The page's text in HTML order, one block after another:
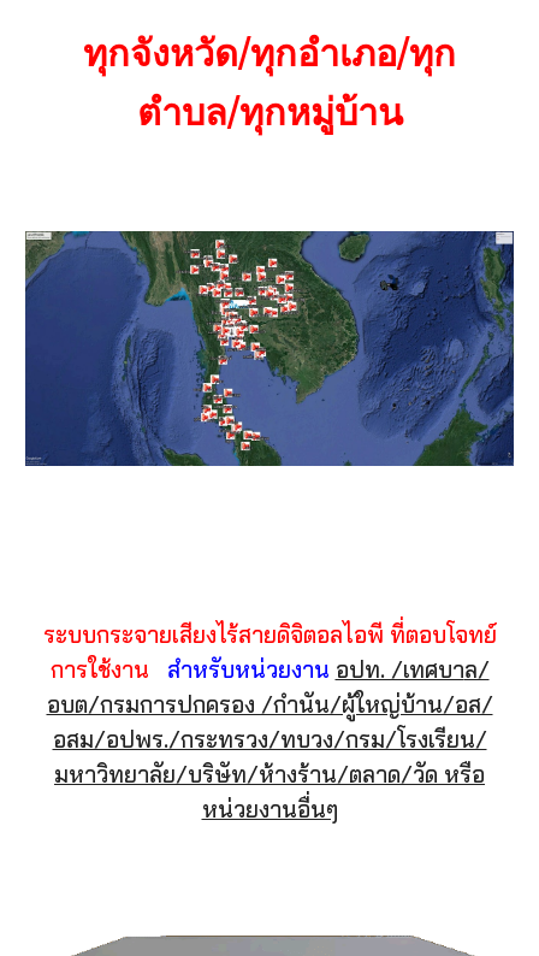
ทุกจังหวัด/ทุกอำเภอ/ทุก
ตำบล/ทุกหมู่บ้าน
ระบบกระจายเสียงไร้สายดิจิตอลไอพี ที่ตอบโจทย์
การใช้งาน
สำหรับหน่วยงาน อปท. /เทศบาล/
อบต/กรมการปกครอง /กำนัน/ผู้ใหญ่บ้าน/อส/
อสม/อปพร./กระทรวง/ทบวง/กรม/โรงเรียน/
มหาวิทยาลัย/บริษัท/ห้างร้าน/ตลาด/วัด หรือ
หน่วยงานอื่นๆ